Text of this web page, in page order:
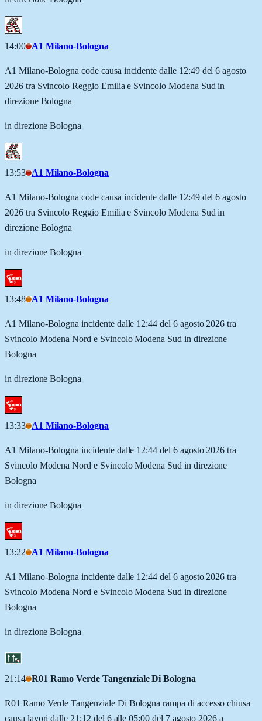
14:00 A1 Milano-Bologna
A1 Milano-Bologna code causa incidente dalle 12:49 del 6 agosto
2026 tra Svincolo Reggio Emilia e Svincolo Modena Sud in
direzione Bologna
in direzione Bologna
13:53 A1 Milano-Bologna
A1 Milano-Bologna code causa incidente dalle 12:49 del 6 agosto
2026 tra Svincolo Reggio Emilia e Svincolo Modena Sud in
direzione Bologna
in direzione Bologna
13:48 A1 Milano-Bologna
A1 Milano-Bologna incidente dalle 12:44 del 6 agosto 2026 tra
Svincolo Modena Nord e Svincolo Modena Sud in direzione
Bologna
in direzione Bologna
13:33 A1 Milano-Bologna
A1 Milano-Bologna incidente dalle 12:44 del 6 agosto 2026 tra
Svincolo Modena Nord e Svincolo Modena Sud in direzione
Bologna
in direzione Bologna
13:22 A1 Milano-Bologna
A1 Milano-Bologna incidente dalle 12:44 del 6 agosto 2026 tra
Svincolo Modena Nord e Svincolo Modena Sud in direzione
Bologna
in direzione Bologna
21:14 R01 Ramo Verde Tangenziale Di Bologna
R01 Ramo Verde Tangenziale Di Bologna rampa di accesso chiusa
causa lavori dalle 21:12 del 6 alle 05:00 del 7 agosto 2026 a